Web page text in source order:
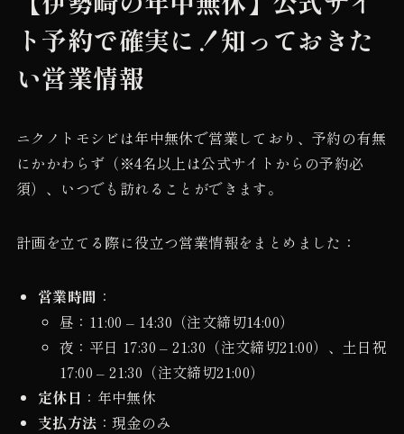
ト予約で確実に！知っておきた
い営業情報
ニクノトモシビは年中無休で営業しており、予約の有無
にかかわらず（※4名以上は公式サイトからの予約必
須）、いつでも訪れることができます。
計画を立てる際に役立つ営業情報をまとめました：
営業時間 ：
昼：11:00 – 14:30（注文締切14:00）
夜：平日 17:30 – 21:30（注文締切21:00）、土日祝
17:00 – 21:30（注文締切21:00）
定休日 ：年中無休
支払方法 ：現金のみ